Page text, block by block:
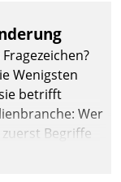
Wenigsten
betrifft
Wer
Begriffe